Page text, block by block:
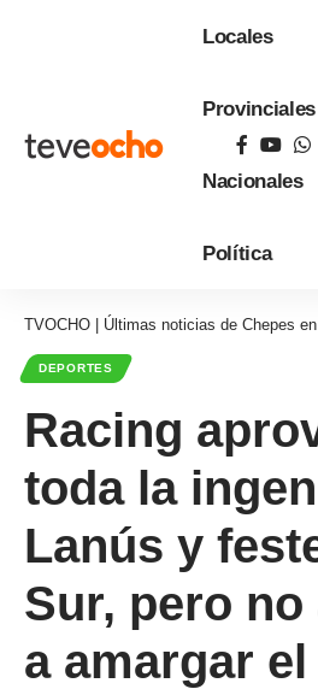
Locales
Provinciales
Nacionales
Política
TVOCHO | Últimas noticias de Chepes
DEPORTES
Racing
toda la
Lanús y
Sur, pero no
a amargar